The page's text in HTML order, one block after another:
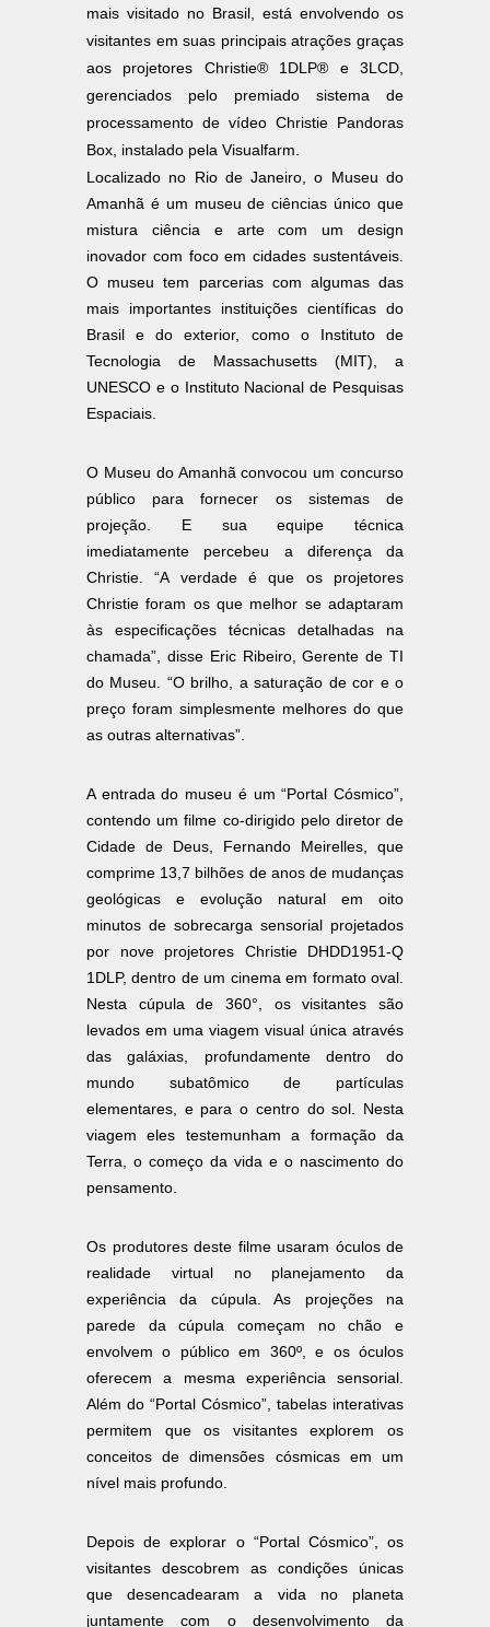
mais visitado no Brasil, está envolvendo os
visitantes em suas principais atrações graças
aos projetores Christie® 1DLP® e 3LCD,
gerenciados pelo premiado sistema de
processamento de vídeo Christie Pandoras
Box, instalado pela Visualfarm.
Localizado no Rio de Janeiro, o Museu do
Amanhã é um museu de ciências único que
mistura ciência e arte com um design
inovador com foco em cidades sustentáveis.
O museu tem parcerias com algumas das
mais importantes instituições científicas do
Brasil e do exterior, como o Instituto de
Tecnologia de Massachusetts (MIT), a
UNESCO e o Instituto Nacional de Pesquisas
Espaciais.
O Museu do Amanhã convocou um concurso
público para fornecer os sistemas de
projeção. E sua equipe técnica
imediatamente percebeu a diferença da
Christie. “A verdade é que os projetores
Christie foram os que melhor se adaptaram
às especificações técnicas detalhadas na
chamada”, disse Eric Ribeiro, Gerente de TI
do Museu. “O brilho, a saturação de cor e o
preço foram simplesmente melhores do que
as outras alternativas”.
A entrada do museu é um “Portal Cósmico”,
contendo um filme co-dirigido pelo diretor de
Cidade de Deus, Fernando Meirelles, que
comprime 13,7 bilhões de anos de mudanças
geológicas e evolução natural em oito
minutos de sobrecarga sensorial projetados
por nove projetores Christie DHDD1951-Q
1DLP, dentro de um cinema em formato oval.
Nesta cúpula de 360°, os visitantes são
levados em uma viagem visual única através
das galáxias, profundamente dentro do
mundo subatômico de partículas
elementares, e para o centro do sol. Nesta
viagem eles testemunham a formação da
Terra, o começo da vida e o nascimento do
pensamento.
Os produtores deste filme usaram óculos de
realidade virtual no planejamento da
experiência da cúpula. As projeções na
parede da cúpula começam no chão e
envolvem o público em 360º, e os óculos
oferecem a mesma experiência sensorial.
Além do “Portal Cósmico”, tabelas interativas
permitem que os visitantes explorem os
conceitos de dimensões cósmicas em um
nível mais profundo.
Depois de explorar o “Portal Cósmico”, os
visitantes descobrem as condições únicas
que desencadearam a vida no planeta
juntamente com o desenvolvimento da